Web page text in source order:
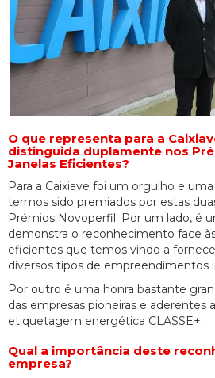
O que representa para a
distinguida duplamente nos
Janelas Eficientes?
Para a Caixiave foi um orgulho e
termos sido premiados por estas
Prémios Novoperfil. Por um lado, é
demonstra o reconhecimento face
eficientes que temos vindo a
diversos tipos de empreendimentos
Por outro é uma honra bastante
das empresas pioneiras e aderentes
etiquetagem energética CLASSE+.
Qual a importância deste
empresa?